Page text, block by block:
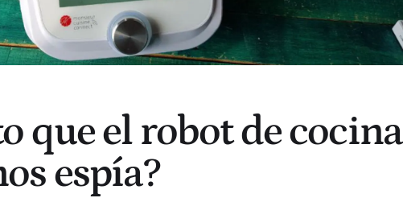
que el robot de cocina
espía?